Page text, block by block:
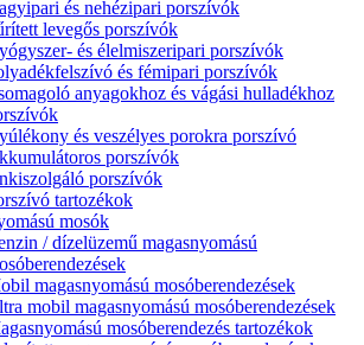
és nehézipari porszívók
levegős porszívók
és élelmiszeripari porszívók
és fémipari porszívók
anyagokhoz és vágási hulladékhoz
és veszélyes porokra porszívó
porszívók
porszívók
tartozékok
mosók
/ dízelüzemű magasnyomású
magasnyomású mosóberendezések
mobil magasnyomású mosóberendezések
mosóberendezés tartozékok